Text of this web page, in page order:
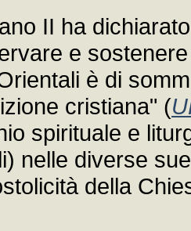
II ha
e
è di
cristiana" (
spirituale e
nelle diverse
della